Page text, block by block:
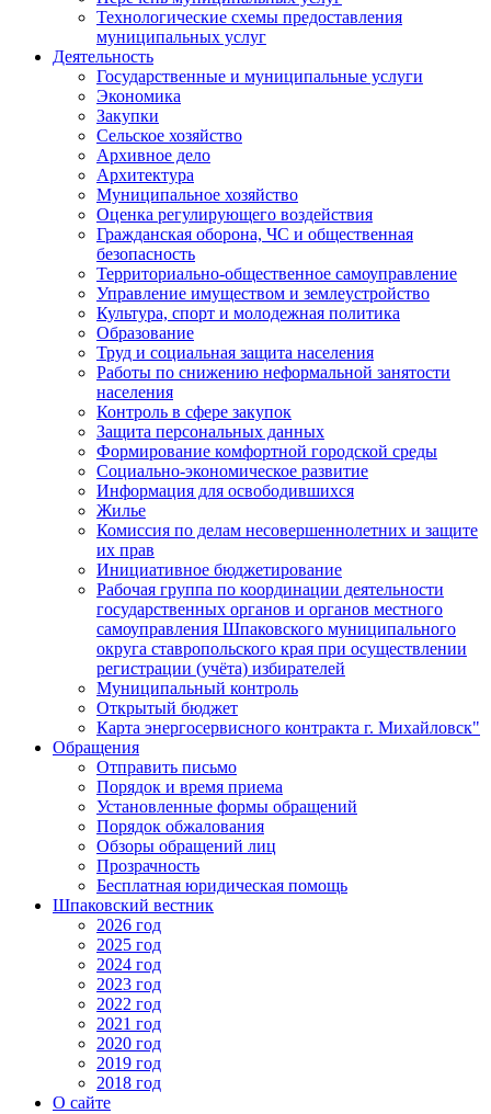
Технологические схемы предоставления
муниципальных услуг
Деятельность
Государственные и муниципальные услуги
Экономика
Закупки
Сельское хозяйство
Архивное дело
Архитектура
Муниципальное хозяйство
Оценка регулирующего воздействия
Гражданская оборона, ЧС и общественная
безопасность
Территориально-общественное самоуправление
Управление имуществом и землеустройство
Культура, спорт и молодежная политика
Образование
Труд и социальная защита населения
Работы по снижению неформальной занятости
населения
Контроль в сфере закупок
Защита персональных данных
Формирование комфортной городской среды
Социально-экономическое развитие
Информация для освободившихся
Жилье
Комиссия по делам несовершеннолетних и защите
их прав
Инициативное бюджетирование
Рабочая группа по координации деятельности
государственных органов и органов местного
самоуправления Шпаковского муниципального
округа ставропольского края при осуществлении
регистрации (учёта) избирателей
Муниципальный контроль
Открытый бюджет
Карта энергосервисного контракта г. Михайловск"
Обращения
Отправить письмо
Порядок и время приема
Установленные формы обращений
Порядок обжалования
Обзоры обращений лиц
Прозрачность
Бесплатная юридическая помощь
Шпаковский вестник
2026 год
2025 год
2024 год
2023 год
2022 год
2021 год
2020 год
2019 год
2018 год
О сайте